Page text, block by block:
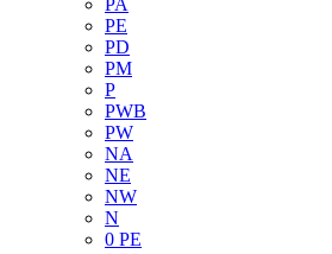
PA
PE
PD
PM
P
PWB
PW
NA
NE
NW
N
0 PE